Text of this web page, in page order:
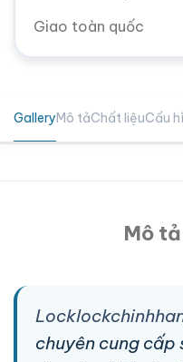
Giao toàn quốc
GalleryMô tảChất liệuCấu
Mô
chuyên cung cấp